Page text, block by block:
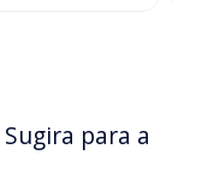
Sugira para a